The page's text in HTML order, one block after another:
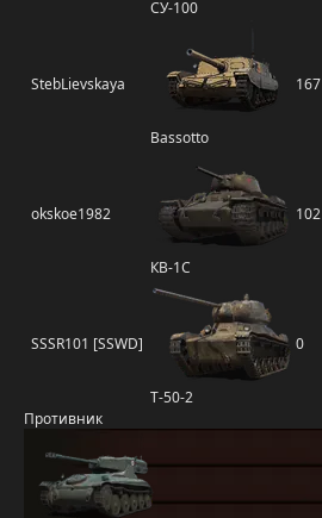
СУ-100
StebLievskaya
Bassotto
167
okskoe1982
КВ-1С
102
SSSR101 [SSWD]
Т-50-2
0
Противник